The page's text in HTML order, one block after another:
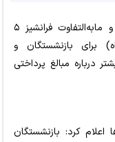
مستمری مهرماه به همراه ۳ مبلغ مناسبتی و مابه‌التفاوت فرانشیز ۵
امروز دوشنبه (۲۱ مهرماه) برای بازنشستگان و
درباره مبالغ پرداختی
کرد: بازنشستگان